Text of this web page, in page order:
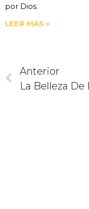
por Dios.
LEER MÁS »
Anterior